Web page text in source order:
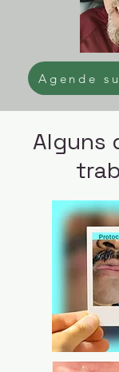
Agende
Alguns